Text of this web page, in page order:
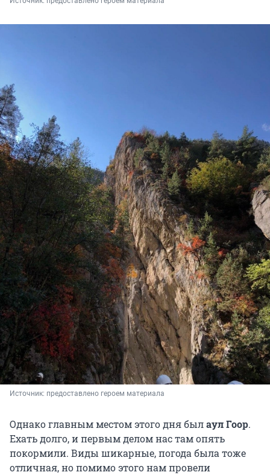
Источник: предоставлено героем материала
Однако главным местом этого дня былаул Гоор.
Ехать долго, и первым делом нас там опять
покормили. Виды шикарные, погода была тоже
отличная, но помимо этого нам провели